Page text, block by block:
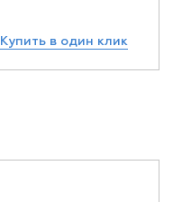
Купить в один клик